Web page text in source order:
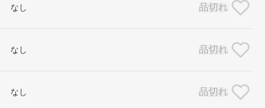
なし 品切れ
なし 品切れ
なし 品切れ